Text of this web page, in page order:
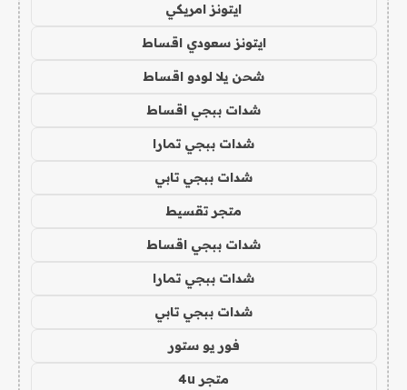
ايتونز امريكي
ايتونز سعودي اقساط
شحن يلا لودو اقساط
شدات ببجي اقساط
شدات ببجي تمارا
شدات ببجي تابي
متجر تقسيط
شدات ببجي اقساط
شدات ببجي تمارا
شدات ببجي تابي
فور يو ستور
متجر 4u